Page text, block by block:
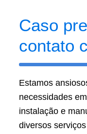
Caso
contato
Estamos
necessidades
instalação e
diversos serviços